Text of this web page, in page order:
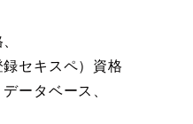
セキスペ）資格
ータベース、